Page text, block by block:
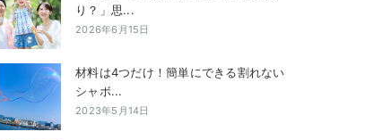
り？」思...
2026年6月15日
材料は4つだけ！簡単にできる割れない
シャボ...
2023年5月14日